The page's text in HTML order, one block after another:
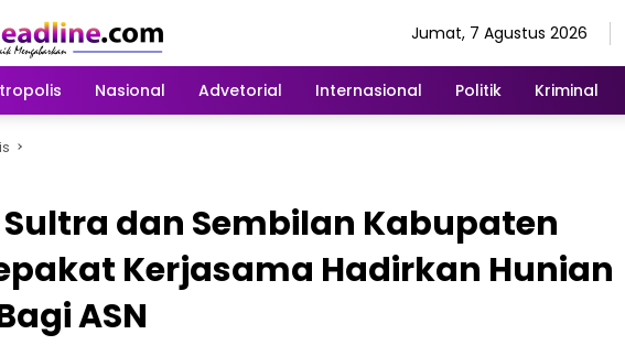
Jumat, 7 Agustus 2026
Nasional Advetorial Internasional Politik Kriminal
Sultra dan Sembilan Kabupaten
Kerjasama Hadirkan Hunian
ASN